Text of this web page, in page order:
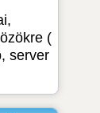
(
server